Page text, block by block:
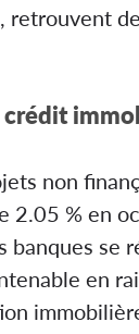
retrouvent
non
2.05 % en
banques
en